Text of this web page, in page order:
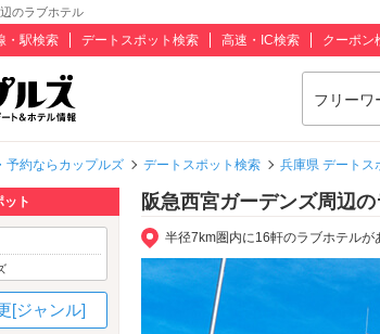
のラブホテル
・駅検索 デートスポット検索 高速・IC検索 クーポン
フリーワ
予約ならカップルズ デートスポット検索 兵庫県 デートス
阪急西宮ガーデンズ周辺
半径7km圏内に16軒のラブホテルが
ト
[ジャンル]